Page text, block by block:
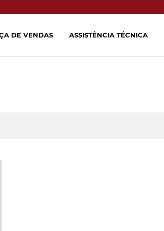
DE VENDAS ASSISTÊNCIA TÉCNICA